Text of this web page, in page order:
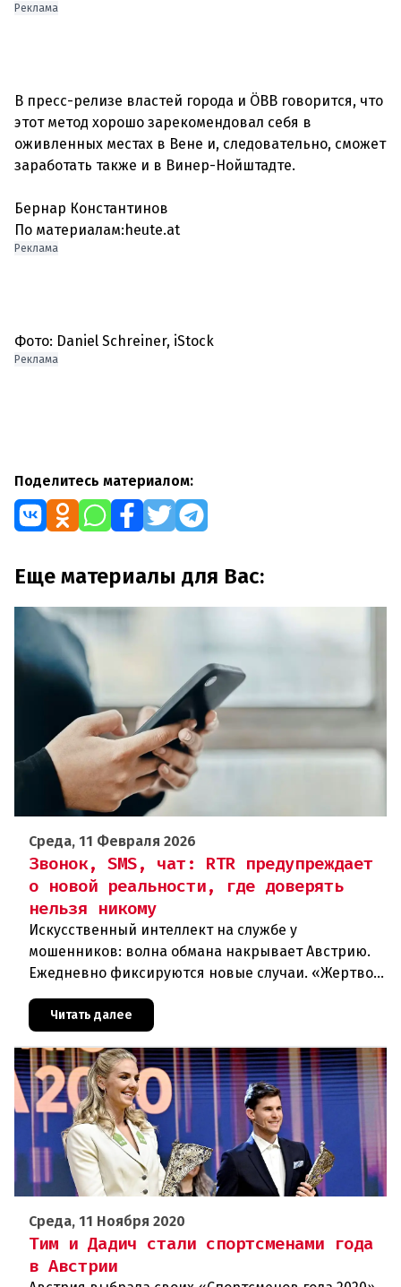
Реклама
В пресс-релизе властей города и ÖBB говорится, что
этот метод хорошо зарекомендовал себя в
оживленных местах в Вене и, следовательно, сможет
заработать также и в Винер-Нойштадте.
Бернар Константинов
По материалам:heute.at
Реклама
Фото: Daniel Schreiner, iStock
Реклама
Поделитесь материалом:
Еще материалы для Вас:
Среда, 11 Февраля 2026
Звонок, SMS, чат: RTR предупреждает
о новой реальности, где доверять
нельзя никому
Искусственный интеллект на службе у
мошенников: волна обмана накрывает Австрию.
Ежедневно фиксируются новые случаи. «Жертвой
интернете с использованием искус
Читать далее
Среда, 11 Ноября 2020
Тим и Дадич стали спортсменами года
в Австрии